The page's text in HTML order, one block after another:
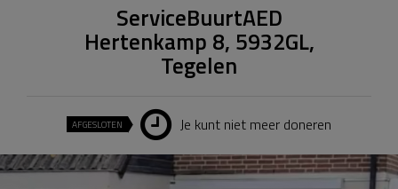
ServiceBuurtAED
Hertenkamp 8, 5932GL,
Tegelen
AFGESLOTEN Je kunt niet meer doneren